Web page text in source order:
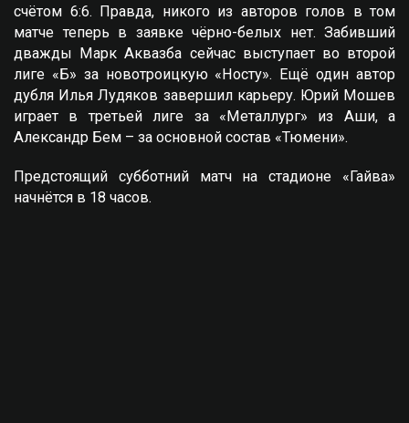
счётом 6:6. Правда, никого из авторов голов в том
матче теперь в заявке чёрно-белых нет. Забивший
дважды Марк Аквазба сейчас выступает во второй
лиге «Б» за новотроицкую «Носту». Ещё один автор
дубля Илья Лудяков завершил карьеру. Юрий Мошев
играет в третьей лиге за «Металлург» из Аши, а
Александр Бем – за основной состав «Тюмени».
Предстоящий субботний матч на стадионе «Гайва»
начнётся в 18 часов.